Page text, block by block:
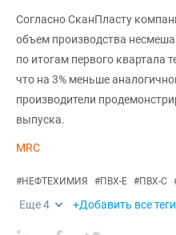
Согласно СканПласту
объем производства
по итогам первого квартала
что на 3% меньше
производители
выпуска.
MRC
#НЕФТЕХИМИЯ #ПВХ-Е #ПВХ-С
Еще4 +Добавить все